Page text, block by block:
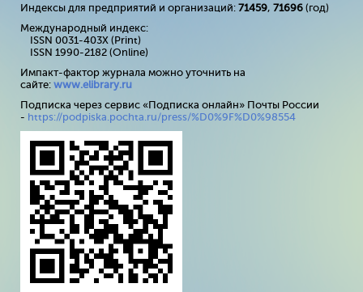
Индексы для предприятий и организаций: 71459, 71696 (год)
Международный индекс:
ISSN 0031-403X (Print)
ISSN 1990-2182 (Online)
Импакт-фактор журнала можно уточнить на
сайте: www.elibrary.ru
Подписка через сервис «Подписка онлайн» Почты России
- https://podpiska.pochta.ru/press/%D0%9F%D0%98554